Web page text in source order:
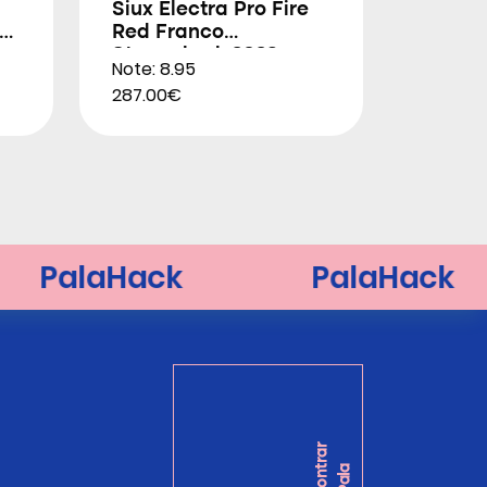
Siux Electra Pro Fire
Red Franco
Note: 8.95
287.00€